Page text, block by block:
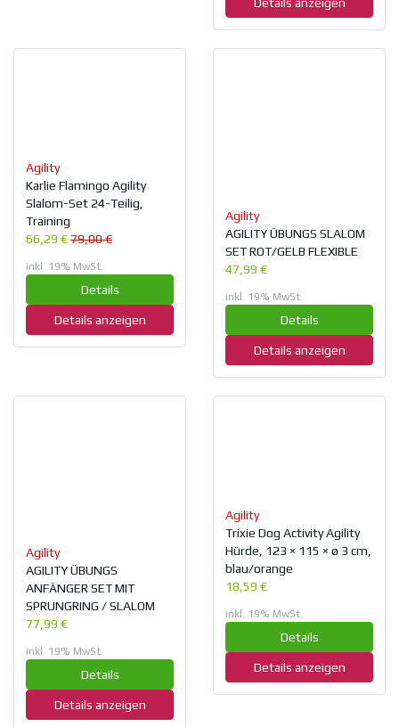
Agility
Karlie Flamingo Agility
Slalom-Set 24-Teilig,
Training
66,29 €79,00 €
inkl. 19% MwSt.
Details
Details anzeigen
Agility
AGILITY ÜBUNGS SLALOM
SET ROT/GELB FLEXIBLE
47,99 €
inkl. 19% MwSt.
Details
Details anzeigen
Agility
AGILITY ÜBUNGS
ANFÄNGER SET MIT
SPRUNGRING / SLALOM
77,99 €
inkl. 19% MwSt.
Details
Details anzeigen
Agility
Trixie Dog Activity Agility
Hürde, 123 × 115 × ø 3 cm,
blau/orange
18,59 €
inkl. 19% MwSt.
Details
Details anzeigen